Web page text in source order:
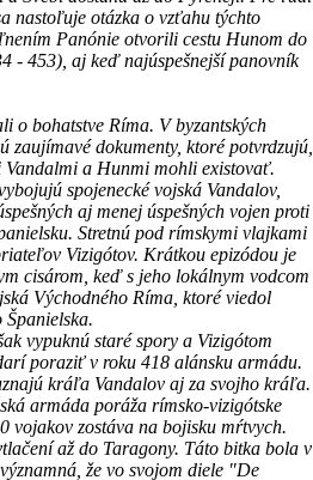
nastoľuje otázka o vzťahu týchto
Panónie otvorili cestu Hunom do
- 453), aj keď najúspešnejší panovník
o bohatstve Ríma. V byzantských
zaujímavé dokumenty, ktoré potvrdzujú,
Vandalmi a Hunmi mohli existovať.
spojenecké vojská Vandalov,
aj menej úspešných vojen proti
Stretnú pod rímskymi vlajkami
Vizigótov. Krátkou epizódou je
cisárom, keď s jeho lokálnym vodcom
Východného Ríma, ktoré viedol
Španielska.
vypuknú staré spory a Vizigótom
poraziť v roku 418 alánsku armádu.
kráľa Vandalov aj za svojho kráľa.
armáda poráža rímsko-vizigótske
vojakov zostáva na bojisku mŕtvych.
až do Taragony. Táto bitka bola v
že vo svojom diele "De